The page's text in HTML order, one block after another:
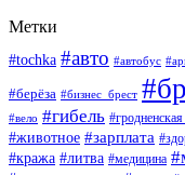
Метки
#tochka #авто #автобус
#берёза #бизнес_брест
#вело #гибель
#животное #зарплата
#кража #литва #медицина